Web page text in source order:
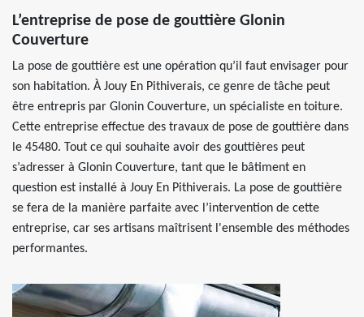
L’entreprise de pose de gouttière Glonin
Couverture
La pose de gouttière est une opération qu’il faut envisager pour
son habitation. À Jouy En Pithiverais, ce genre de tâche peut
être entrepris par Glonin Couverture, un spécialiste en toiture.
Cette entreprise effectue des travaux de pose de gouttière dans
le 45480. Tout ce qui souhaite avoir des gouttières peut
s’adresser à Glonin Couverture, tant que le bâtiment en
question est installé à Jouy En Pithiverais. La pose de gouttière
se fera de la manière parfaite avec l’intervention de cette
entreprise, car ses artisans maîtrisent l'ensemble des méthodes
performantes.